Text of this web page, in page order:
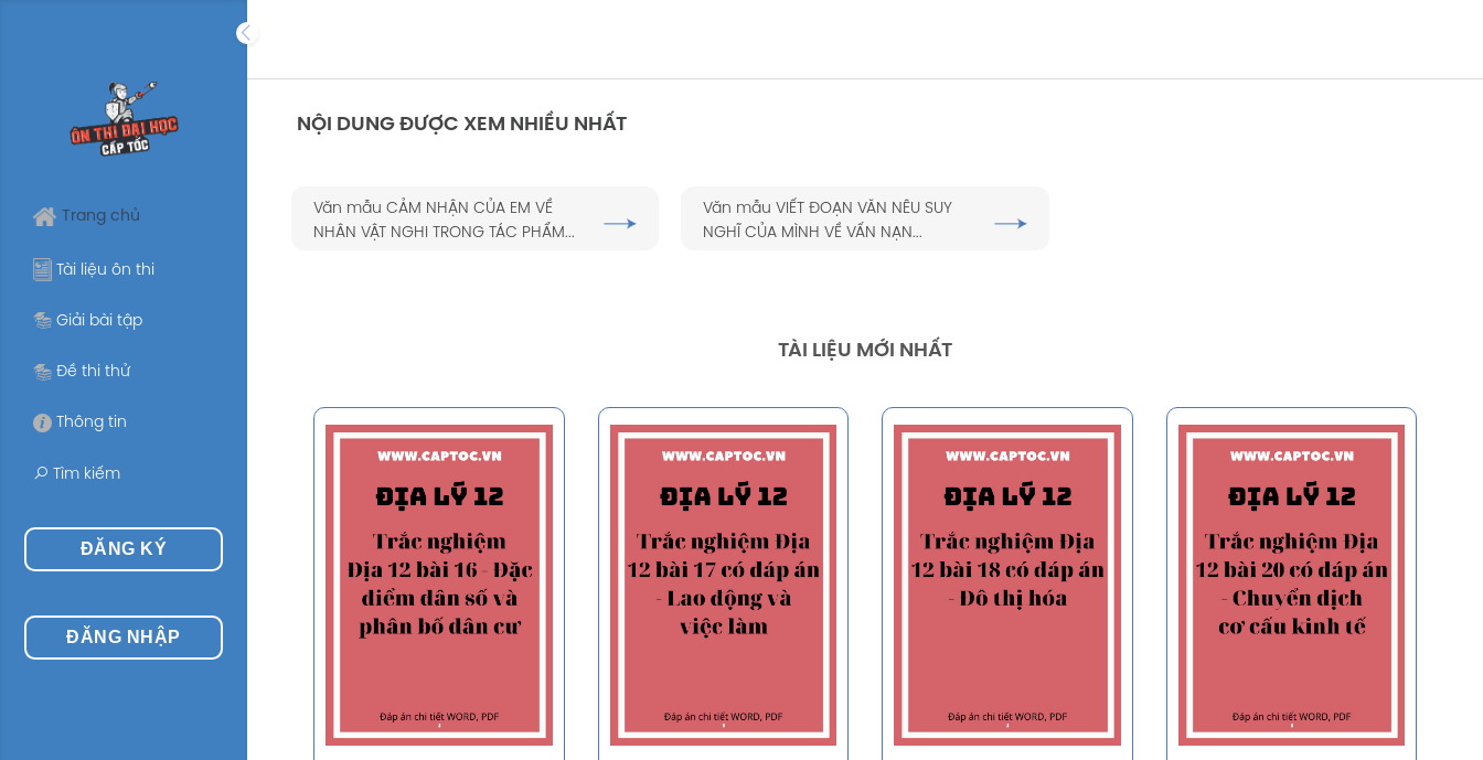
Trang chủ
Tài liệu ôn thi
Giải bài tập
Đề thi thử
Thông tin
Tìm kiếm
ĐĂNG KÝ
ĐĂNG NHẬP
NỘI DUNG ĐƯỢC XEM NHIỀU NHẤT
Văn mẫu CẢM NHẬN CỦA EM VỀ
NHÂN VẬT NGHI TRONG TÁC PHẨM...
Văn mẫu VIẾT ĐOẠN VĂN NÊU SUY
NGHĨ CỦA MÌNH VỀ VẤN NẠN...
TÀI LIỆU MỚI NHẤT